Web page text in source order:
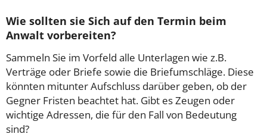
Wie sollten sie Sich auf den Termin beim
Anwalt vorbereiten?
Sammeln Sie im Vorfeld alle Unterlagen wie z.B.
Verträge oder Briefe sowie die Briefumschläge. Diese
könnten mitunter Aufschluss darüber geben, ob der
Gegner Fristen beachtet hat. Gibt es Zeugen oder
wichtige Adressen, die für den Fall von Bedeutung
sind?